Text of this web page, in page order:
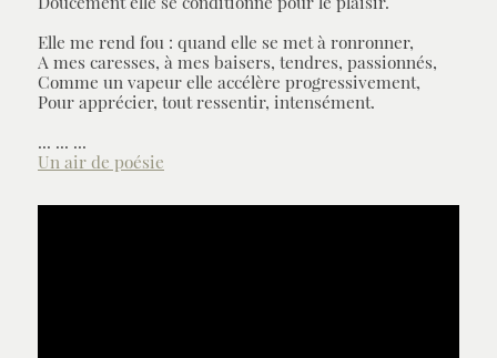
Elle me rend fou : quand elle se met à ronronner,
A mes caresses, à mes baisers, tendres, passionnés,
Comme un vapeur elle accélère progressivement,
Pour apprécier, tout ressentir, intensément.
... ... ...
Un air de poésie